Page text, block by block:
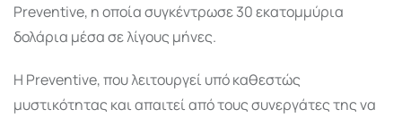
Preventive, η οποία συγκέντρωσε 30 εκατομμύρια
δολάρια μέσα σε λίγους μήνες.
Η Preventive, που λειτουργεί υπό καθεστώς
μυστικότητας και απαιτεί από τους συνεργάτες της να